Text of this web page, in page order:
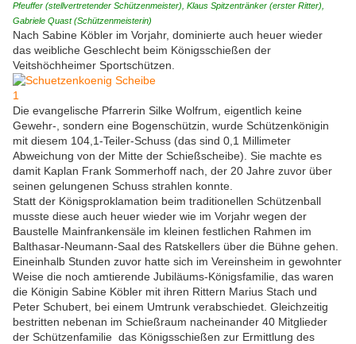
Pfeuffer (stellvertretender Schützenmeister), Klaus Spitzentränker (erster Ritter),
Gabriele Quast (Schützenmeisterin)
Nach Sabine Köbler im Vorjahr, dominierte auch heuer wieder
das weibliche Geschlecht beim Königsschießen der
Veitshöchheimer Sportschützen.
Die evangelische Pfarrerin Silke Wolfrum, eigentlich keine
Gewehr-, sondern eine Bogenschützin, wurde Schützenkönigin
mit diesem 104,1-Teiler-Schuss (das sind 0,1 Millimeter
Abweichung von der Mitte der Schießscheibe). Sie machte es
damit Kaplan Frank Sommerhoff nach, der 20 Jahre zuvor über
seinen gelungenen Schuss strahlen konnte.
Statt der Königsproklamation beim traditionellen Schützenball
musste diese auch heuer wieder wie im Vorjahr wegen der
Baustelle Mainfrankensäle im kleinen festlichen Rahmen im
Balthasar-Neumann-Saal des Ratskellers über die Bühne gehen.
Eineinhalb Stunden zuvor hatte sich im Vereinsheim in gewohnter
Weise die noch amtierende Jubiläums-Königsfamilie, das waren
die Königin Sabine Köbler mit ihren Rittern Marius Stach und
Peter Schubert, bei einem Umtrunk verabschiedet. Gleichzeitig
bestritten nebenan im Schießraum nacheinander 40 Mitglieder
der Schützenfamilie das Königsschießen zur Ermittlung des